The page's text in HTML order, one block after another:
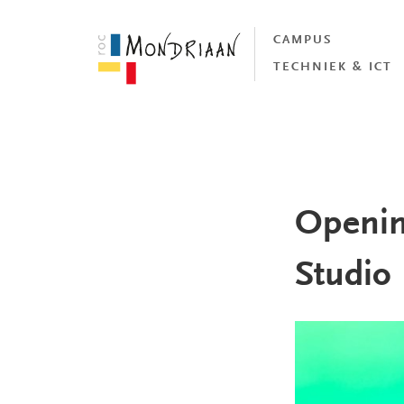
CAMPUS
TECHNIEK & ICT
Studio